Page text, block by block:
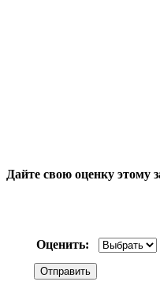
Дайте свою оценку этому
Оценить: